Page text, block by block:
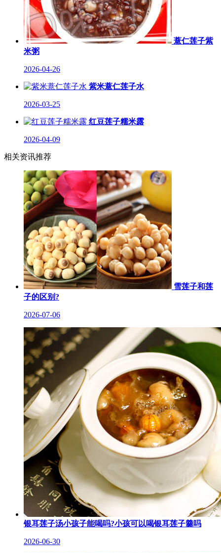
薏仁莲子紫
米粥
2026-04-26
紫米薏仁莲子水
2026-03-25
红豆莲子糯米露
2026-04-09
相关资讯推荐
雪莲子和莲
子的区别?
2026-07-06
银耳莲子汤小孩子能喝吗?小孩可以喝银耳莲子羹吗
2026-06-30